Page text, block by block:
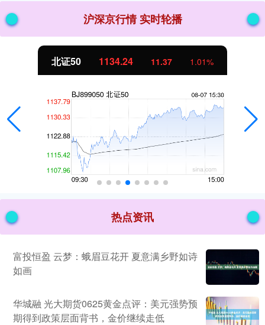
沪深京行情 实时轮播
北证50 1134.24 11.37 1.01%
热点资讯
富投恒盈 云梦：蛾眉豆花开 夏意满乡野如诗
如画
华城融 光大期货0625黄金点评：美元强势预
期得到政策层面背书，金价继续走低